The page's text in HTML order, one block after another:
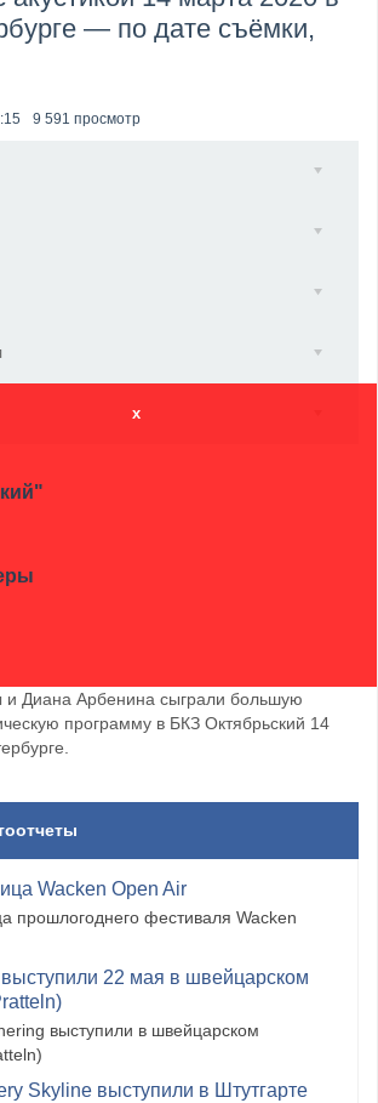
Air 2027 объявил новую волну участ...
— по дате съёмки,
9 591 просмотр
x
Диана Арбенина сыграли большую
программу в БКЗ Октябрьский 14
Wacken Open Air
прошлогоднего фестиваля Wacken
22 мая в швейцарском
выступили в швейцарском
Skyline выступили в Штутгарте